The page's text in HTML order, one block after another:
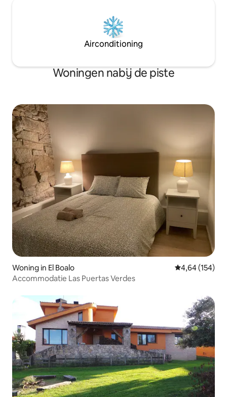
Airconditioning
Woningen nabij de piste
Woning in El Boalo Gemiddelde
4,64 (154)
Accommodatie Las Puertas Verdes